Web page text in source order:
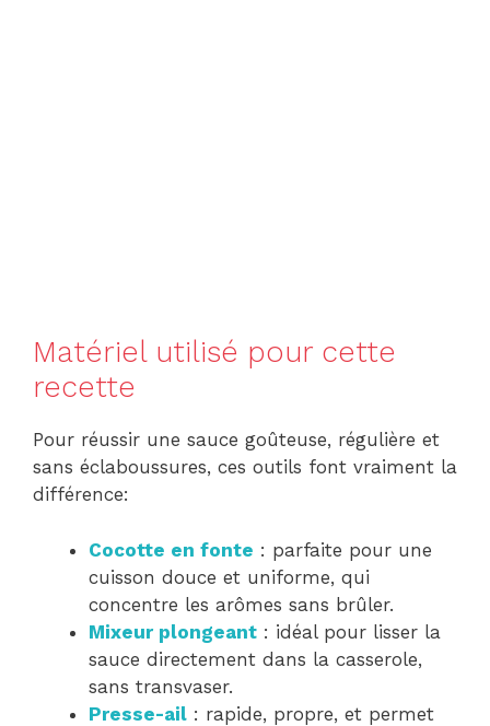
Matériel utilisé pour cette
recette
Pour réussir une sauce goûteuse, régulière et
sans éclaboussures, ces outils font vraiment la
différence:
Cocotte en fonte : parfaite pour une
cuisson douce et uniforme, qui
concentre les arômes sans brûler.
Mixeur plongeant : idéal pour lisser la
sauce directement dans la casserole,
sans transvaser.
Presse-ail : rapide, propre, et permet